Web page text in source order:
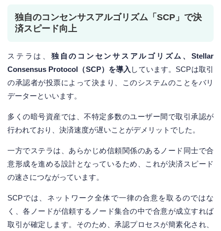
独自のコンセンサスアルゴリズム「SCP」で決
済スピード向上
ステラは、 独自のコンセンサスアルゴリズム、Stellar
Consensus Protocol（SCP）を導入 しています。SCPは取引
の承認者が投票によって決まり、このシステムのことをバリ
データーといいます。
多くの暗号資産では、不特定多数のユーザー間で取引承認が
行われており、決済速度が遅いことがデメリットでした。
一方でステラは、あらかじめ信頼関係のあるノード同士で合
意形成を進める設計となっているため、これが決済スピード
の速さにつながっています。
SCPでは、ネットワーク全体で一律の合意を取るのではな
く、各ノードが信頼するノード集合の中で合意が成立すれば
取引が確定します。そのため、承認プロセスが簡素化され、